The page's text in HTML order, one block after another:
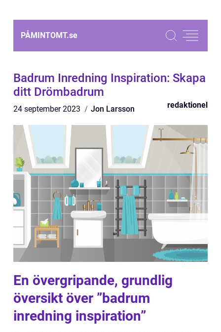
PÅMINTOMT.se
Badrum Inredning Inspiration: Skapa
ditt Drömbadrum
24 september 2023 Jon Larsson redaktionel
En övergripande, grundlig
översikt över ”badrum
inredning inspiration”